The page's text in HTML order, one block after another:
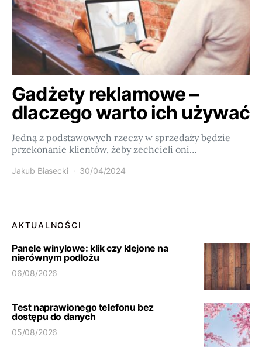
Gadżety reklamowe –
dlaczego warto ich używać
Jedną z podstawowych rzeczy w sprzedaży będzie
przekonanie klientów, żeby zechcieli oni…
Jakub Biasecki 30/04/2024
AKTUALNOŚCI
Panele winylowe: klik czy klejone na
nierównym podłożu
06/08/2026
Test naprawionego telefonu bez
dostępu do danych
05/08/2026